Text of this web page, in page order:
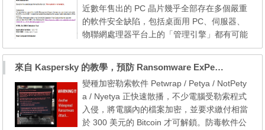
近數年售出的 PC 晶片幾乎全部存在多個嚴重
的軟件安全缺陷，包括桌面用 PC、伺服器、
物聯網處理器平台上的「管理引擎」都有可能
受到遠程攻擊，根據 Positive Technologies
hy 發現，最嚴重的漏洞讓遠程攻擊者可以在 2
015年以後的一系列基於 Intel 的平台包括多款
Intel Core 系列、Xeon 系列、Atom 系列、Ap
ollo Lake ...
來自 Kaspersky 的教學，預防 Ransomware ExPetr / NotPetya 勒索軟件突襲
變種加密勒索軟件 Petwrap / Petya / NotPety
a / Nyetya 正快速散播，不少電腦受勒索程式
入侵，將電腦內的檔案加密，並要求繳付相當
於 300 美元的 Bitcoin 才可解鎖。防毒軟件公